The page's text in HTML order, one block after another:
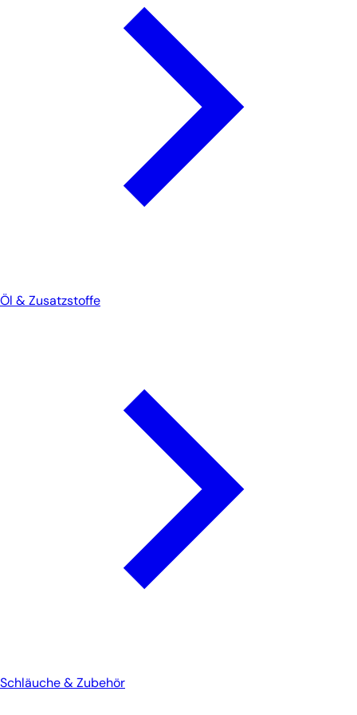
Öl & Zusatzstoffe
Schläuche & Zubehör